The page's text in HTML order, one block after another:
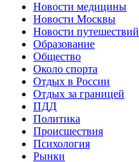
Новости медицины
Новости Москвы
Новости путешествий
Образование
Общество
Около спорта
Отдых в России
Отдых за границей
ПДД
Политика
Происшествия
Психология
Рынки